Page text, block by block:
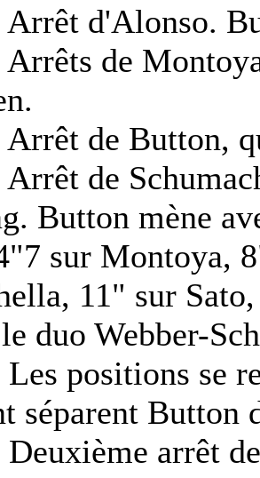
Arrêt d'Alonso.
Arrêts de
Arrêt de Button,
Arrêt de
Button mène
sur Montoya,
11" sur
duo Webber-
Les positions se
séparent Button
Deuxième arrêt